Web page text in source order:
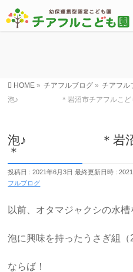
HOME » チアフルブログ » チアフル
泡♪ ＊岩沼市チアフルこども
泡♪ ＊岩沼市
＊
投稿日 : 2021年6月3日 最終更新日時 :
フルブログ
以前、オタマジャクシの水槽
泡に興味を持ったうさぎ組（
ならば！